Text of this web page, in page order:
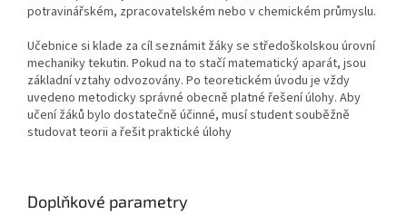
potravinářském, zpracovatelském nebo v chemickém průmyslu.
Učebnice si klade za cíl seznámit žáky se středoškolskou úrovní
mechaniky tekutin. Pokud na to stačí matematický aparát, jsou
základní vztahy odvozovány. Po teoretickém úvodu je vždy
uvedeno metodicky správné obecně platné řešení úlohy. Aby
učení žáků bylo dostatečně účinné, musí student souběžně
studovat teorii a řešit praktické úlohy
Doplňkové parametry